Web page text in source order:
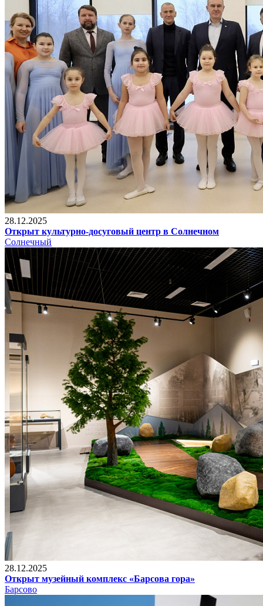
28.12.2025
Открыт культурно-досуговый центр в Солнечном
Солнечный
28.12.2025
Открыт музейный комплекс «Барсова гора»
Барсово